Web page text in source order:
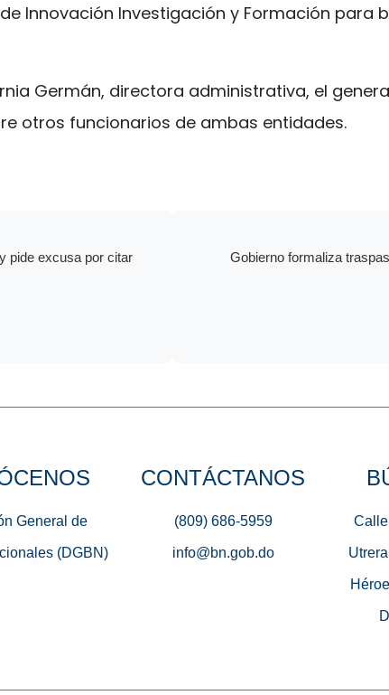
Innovación Investigación y Formación para
Germán, directora administrativa, el
otros funcionarios de ambas entidades.
pide excusa por citar
Gobierno formaliza
General de
(DGBN)
CONTÁCTANOS
(809) 686-5959
info@bn.gob.do